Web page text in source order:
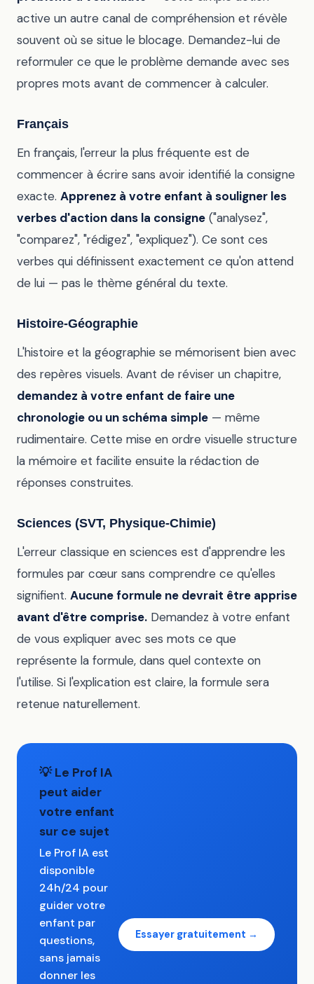
active un autre canal de compréhension et révèle
souvent où se situe le blocage. Demandez-lui de
reformuler ce que le problème demande avec ses
propres mots avant de commencer à calculer.
Français
En français, l'erreur la plus fréquente est de
commencer à écrire sans avoir identifié la consigne
exacte. Apprenez à votre enfant à souligner les
verbes d'action dans la consigne ("analysez",
"comparez", "rédigez", "expliquez"). Ce sont ces
verbes qui définissent exactement ce qu'on attend
de lui — pas le thème général du texte.
Histoire-Géographie
L'histoire et la géographie se mémorisent bien avec
des repères visuels. Avant de réviser un chapitre,
demandez à votre enfant de faire une
chronologie ou un schéma simple — même
rudimentaire. Cette mise en ordre visuelle structure
la mémoire et facilite ensuite la rédaction de
réponses construites.
Sciences (SVT, Physique-Chimie)
L'erreur classique en sciences est d'apprendre les
formules par cœur sans comprendre ce qu'elles
signifient. Aucune formule ne devrait être apprise
avant d'être comprise. Demandez à votre enfant
de vous expliquer avec ses mots ce que
représente la formule, dans quel contexte on
l'utilise. Si l'explication est claire, la formule sera
retenue naturellement.
💡 Le Prof IA
peut aider
votre enfant
sur ce sujet
Le Prof IA est
disponible
24h/24 pour
guider votre
enfant par
questions,
sans jamais
donner les
Essayer gratuitement →